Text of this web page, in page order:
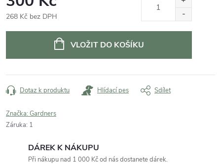
268 Kč bez DPH
VLOŽIT DO KOŠÍKU
Dotaz k produktu Hlídací pes Sdílet
Značka: Gardners
Záruka: 1
DÁREK K NÁKUPU
Při nákupu nad 1 000 Kč od nás dostanete dárek.